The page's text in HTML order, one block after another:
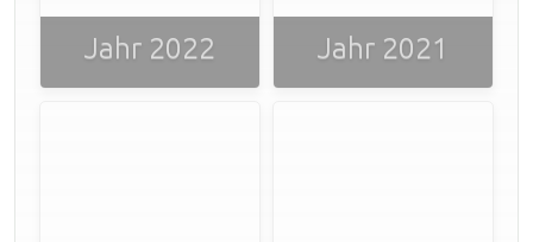
Jahr 2022 Jahr 2021